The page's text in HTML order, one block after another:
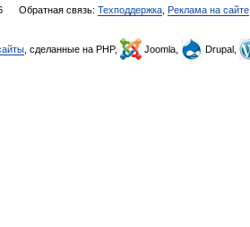
Обратная связь: Техподдержка Реклама на сайте
, сделанные на PHP, Joomla, Drupal,